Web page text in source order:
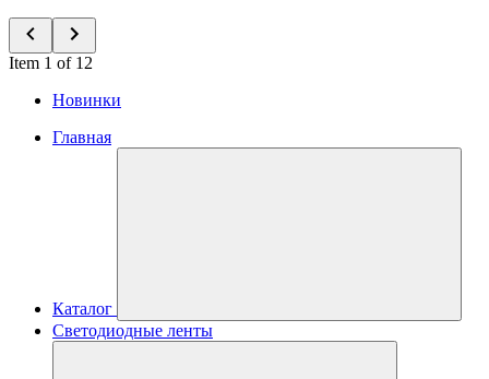
Item 1 of 12
Новинки
Главная
Каталог
Светодиодные ленты